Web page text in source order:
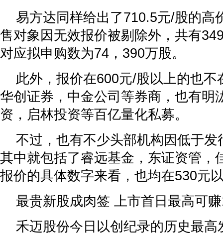
易方达同样给出了710.5元/股的高
售对象因无效报价被剔除外，共有
对应拟申购数为74，390万股。
此外，报价在600元/股以上的也不
华创证券，中金公司等券商，也有明
资，启林投资等百亿量化私募。
不过，也有不少头部机构因低于发
其中就包括了睿远基金，东证资管，
报价的具体数字来看，也均在530元
最贵新股成肉签 上市首日最高可
禾迈股份今日以创纪录的历史最